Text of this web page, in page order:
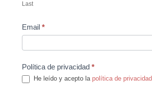
Last
Email *
Política de privacidad *
He leído y acepto la política de privacidad